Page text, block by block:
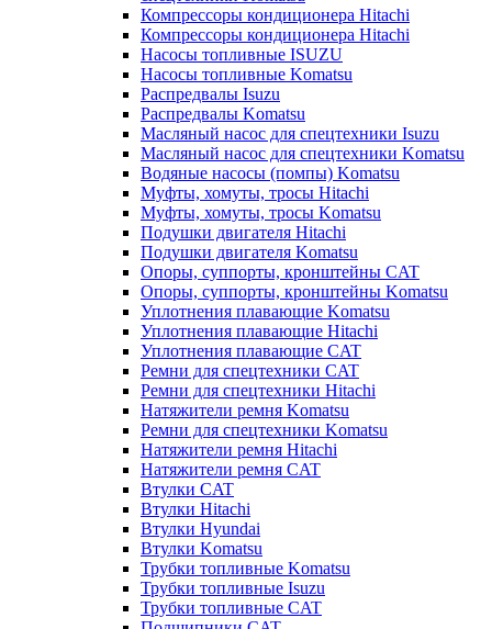
Компрессоры кондиционера Hitachi
Компрессоры кондиционера Hitachi
Насосы топливные ISUZU
Насосы топливные Komatsu
Распредвалы Isuzu
Распредвалы Komatsu
Масляный насос для спецтехники Isuzu
Масляный насос для спецтехники Komatsu
Водяные насосы (помпы) Komatsu
Муфты, хомуты, тросы Hitachi
Муфты, хомуты, тросы Komatsu
Подушки двигателя Hitachi
Подушки двигателя Komatsu
Опоры, суппорты, кронштейны CAT
Опоры, суппорты, кронштейны Komatsu
Уплотнения плавающие Komatsu
Уплотнения плавающие Hitachi
Уплотнения плавающие CAT
Ремни для спецтехники CAT
Ремни для спецтехники Hitachi
Натяжители ремня Komatsu
Ремни для спецтехники Komatsu
Натяжители ремня Hitachi
Натяжители ремня CAT
Втулки CAT
Втулки Hitachi
Втулки Hyundai
Втулки Komatsu
Трубки топливные Komatsu
Трубки топливные Isuzu
Трубки топливные CAT